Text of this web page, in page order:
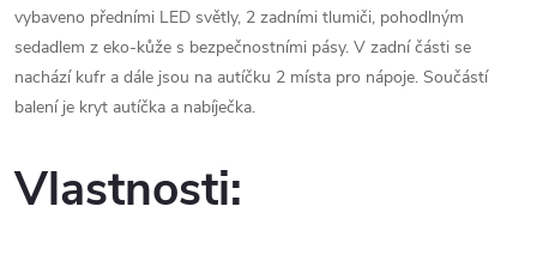
vybaveno předními LED světly, 2 zadními tlumiči, pohodlným
sedadlem z eko-kůže s bezpečnostními pásy. V zadní části se
nachází kufr a dále jsou na autíčku 2 místa pro nápoje. Součástí
balení je kryt autíčka a nabíječka.
Vlastnosti: